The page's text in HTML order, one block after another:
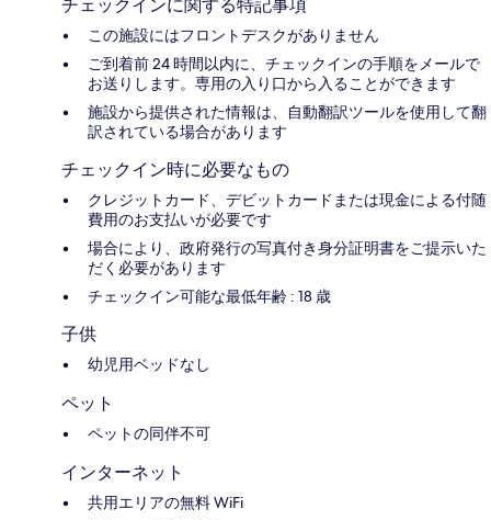
チェックインに関する特記事項
この施設にはフロントデスクがありません
ご到着前 24 時間以内に、チェックインの手順をメールで
お送りします。専用の入り口から入ることができます
施設から提供された情報は、自動翻訳ツールを使用して翻
訳されている場合があります
チェックイン時に必要なもの
クレジットカード、デビットカードまたは現金による付随
費用のお支払いが必要です
場合により、政府発行の写真付き身分証明書をご提示いた
だく必要があります
チェックイン可能な最低年齢 : 18 歳
子供
幼児用ベッドなし
ペット
ペットの同伴不可
インターネット
共用エリアの無料 WiFi